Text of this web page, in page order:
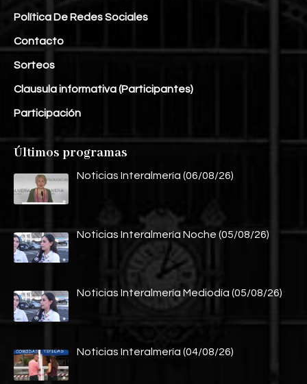
Política De Redes Sociales
Contacto
Sorteos
Clausula informativa (Participantes)
Participación
Últimos programas
Noticias Interalmería (06/08/26)
Noticias Interalmería Noche (05/08/26)
Noticias Interalmería Mediodía (05/08/26)
Noticias Interalmería (04/08/26)